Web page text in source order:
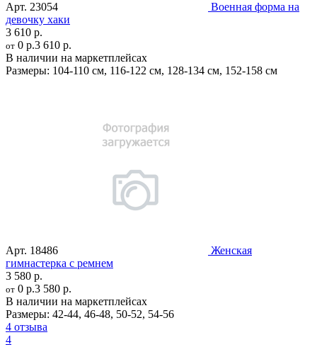
Арт. 23054
Военная форма на
девочку хаки
3 610 р.
от 0 р.3 610 р.
В наличии на маркетплейсах
Размеры: 104-110 см, 116-122 см, 128-134 см, 152-158 см
Арт. 18486
Женская
гимнастерка с ремнем
3 580 р.
от 0 р.3 580 р.
В наличии на маркетплейсах
Размеры: 42-44, 46-48, 50-52, 54-56
4 отзыва
4